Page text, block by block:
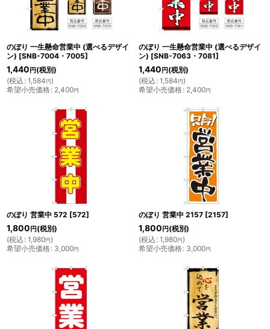
のぼり 一生懸命営業中 (選べるデザイ
ン) [SNB-7004・7005]
1,440 円 (税別)
(税込 : 1,584円)
希望小売価格: 2,400円
のぼり 一生懸命営業中 (選べるデザイ
ン) [SNB-7063・7081]
1,440 円 (税別)
(税込 : 1,584円)
希望小売価格: 2,400円
のぼり 営業中 572 [572]
1,800 円 (税別)
(税込 : 1,980円)
希望小売価格: 3,000円
のぼり 営業中 2157 [2157]
1,800 円 (税別)
(税込 : 1,980円)
希望小売価格: 3,000円